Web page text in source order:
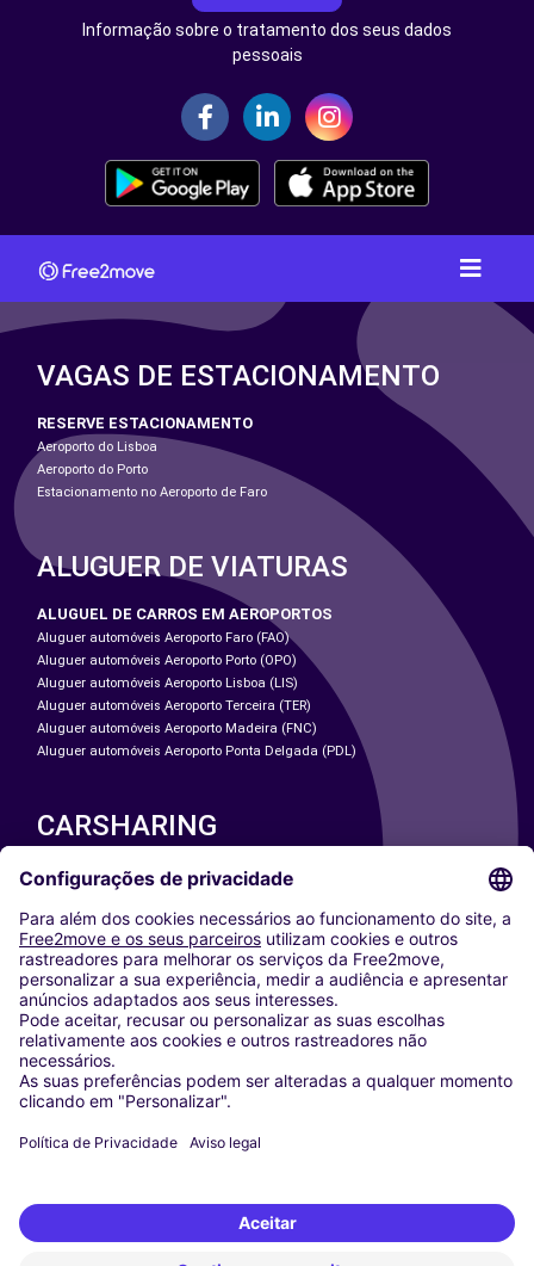
Informação sobre o tratamento dos seus dados
pessoais
VAGAS DE ESTACIONAMENTO
RESERVE ESTACIONAMENTO
Aeroporto do Lisboa
Aeroporto do Porto
Estacionamento no Aeroporto de Faro
ALUGUER DE VIATURAS
ALUGUEL DE CARROS EM AEROPORTOS
Aluguer automóveis Aeroporto Faro (FAO)
Aluguer automóveis Aeroporto Porto (OPO)
Aluguer automóveis Aeroporto Lisboa (LIS)
Aluguer automóveis Aeroporto Terceira (TER)
Aluguer automóveis Aeroporto Madeira (FNC)
Aluguer automóveis Aeroporto Ponta Delgada (PDL)
CARSHARING
NOSSAS CIDADES
Washington DC
Milan
Rome
Turin
Vienna
Berlin
Cologne
Dusseldorf
Frankfurt
Munich